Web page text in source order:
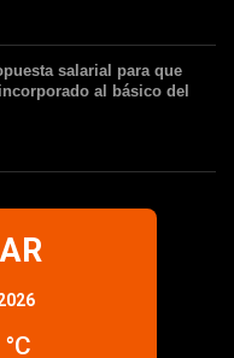
salarial para que
al básico del
°C